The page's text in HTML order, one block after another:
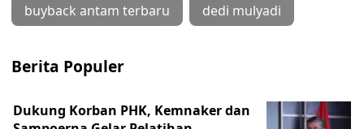
buyback antam terbaru dedi mulyadi
Berita Populer
Dukung Korban PHK, Kemnaker dan